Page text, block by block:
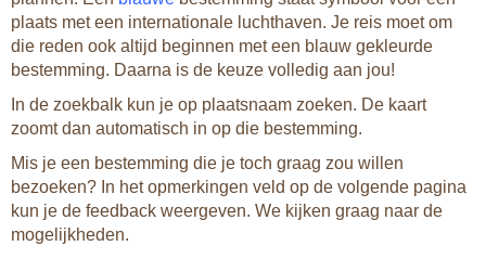
plaats met een internationale luchthaven. Je reis moet om
die reden ook altijd beginnen met een blauw gekleurde
bestemming. Daarna is de keuze volledig aan jou!
In de zoekbalk kun je op plaatsnaam zoeken. De kaart
zoomt dan automatisch in op die bestemming.
Mis je een bestemming die je toch graag zou willen
bezoeken? In het opmerkingen veld op de volgende pagina
kun je de feedback weergeven. We kijken graag naar de
mogelijkheden.